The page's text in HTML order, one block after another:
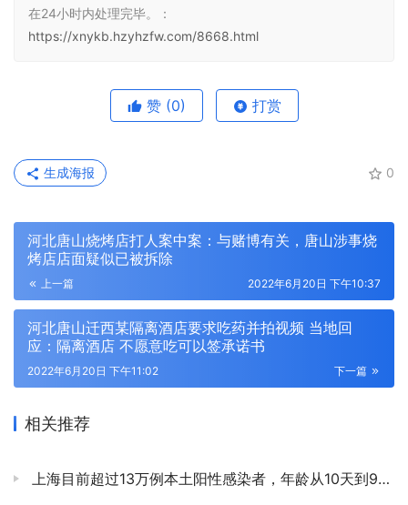
在24小时内处理完毕。：
https://xnykb.hzyhzfw.com/8668.html
赞 (0) 打赏
0
生成海报
河北唐山烧烤店打人案中案：与赌博有关，唐山涉事烧
烤店店面疑似已被拆除
上一篇 2022年6月20日 下午10:37
河北唐山迁西某隔离酒店要求吃药并拍视频 当地回
应：隔离酒店 不愿意吃可以签承诺书
下一篇
2022年6月20日 下午11:02
相关推荐
上海目前超过13万例本土阳性感染者，年龄从10天到98岁不等